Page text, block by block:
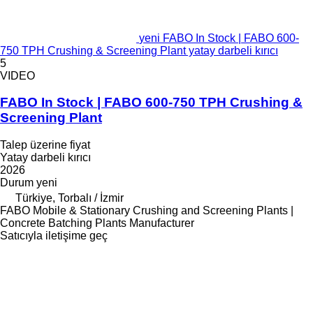
yeni FABO In Stock | FABO 600-
750 TPH Crushing & Screening Plant yatay darbeli kırıcı
5
VIDEO
FABO In Stock | FABO 600-750 TPH Crushing &
Screening Plant
Talep üzerine fiyat
Yatay darbeli kırıcı
2026
Durum yeni
Türkiye, Torbalı / İzmir
FABO Mobile & Stationary Crushing and Screening Plants |
Concrete Batching Plants Manufacturer
Satıcıyla iletişime geç